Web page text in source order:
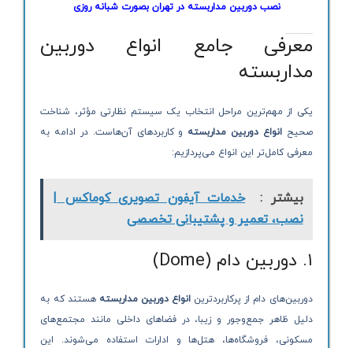
نصب دوربین مداربسته در تهران بصورت شبانه روزی
معرفی جامع انواع دوربین
مداربسته
یکی از مهم‌ترین مراحل انتخاب یک سیستم نظارتی مؤثر، شناخت
صحیحانواع دوربین مداربسته و کاربردهای آن‌هاست. در ادامه به
معرفی کامل‌تر این انواع می‌پردازیم:
بیشتر :
خدمات آیفون تصویری کوماکس |
نصب، تعمیر و پشتیبانی تخصصی
۱. دوربین دام (Dome)
دوربین‌های دام از پرکاربردترین انواع دوربین مداربسته هستند که به
دلیل ظاهر جمع‌وجور و زیبا، در فضاهای داخلی مانند مجتمع‌های
مسکونی، فروشگاه‌ها، هتل‌ها و ادارات استفاده می‌شوند. این